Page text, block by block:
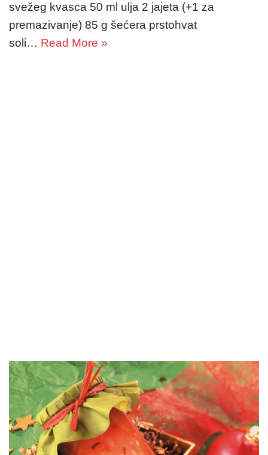
svežeg kvasca 50 ml ulja 2 jajeta (+1 za
premazivanje) 85 g šećera prstohvat
soli… Read More »